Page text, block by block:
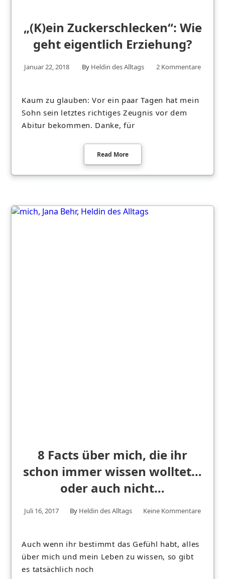
„(K)ein Zuckerschlecken“: Wie
geht eigentlich Erziehung?
Januar 22, 2018 By Heldin des Alltags 2 Kommentare
Kaum zu glauben: Vor ein paar Tagen hat mein
Sohn sein letztes richtiges Zeugnis vor dem
Abitur bekommen. Danke, für
Read More
8 Facts über mich, die ihr
schon immer wissen wolltet…
oder auch nicht…
Juli 16, 2017 By Heldin des Alltags Keine Kommentare
Auch wenn ihr bestimmt das Gefühl habt, alles
über mich und mein Leben zu wissen, so gibt
es tatsächlich noch